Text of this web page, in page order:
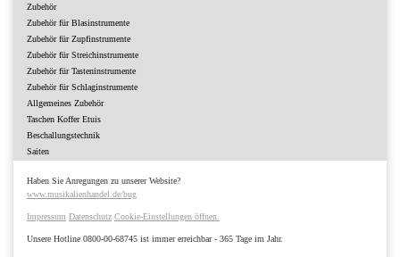
Zubehör
Zubehör für Blasinstrumente
Zubehör für Zupfinstrumente
Zubehör für Streichinstrumente
Zubehör für Tasteninstrumente
Zubehör für Schlaginstrumente
Allgemeines Zubehör
Taschen Koffer Etuis
Beschallungstechnik
Saiten
Haben Sie Anregungen zu unserer Website?
www.musikalienhandel.de/bug
Impressum Datenschutz Cookie-Einstellungen öffnen.
Unsere Hotline 0800-00-68745 ist immer erreichbar - 365 Tage im Jahr.